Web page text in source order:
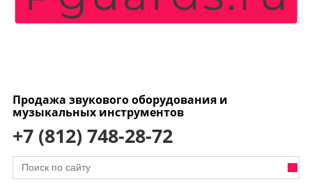
Продажа звукового оборудования и
музыкальных инструментов
+7 (812) 748-28-72